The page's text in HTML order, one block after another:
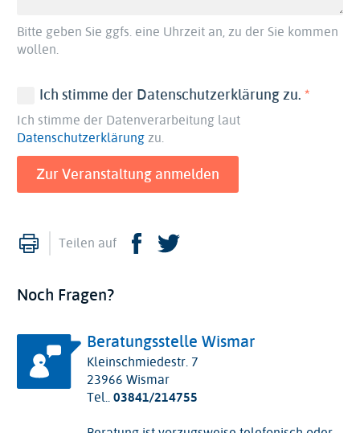
Bitte geben Sie ggfs. eine Uhrzeit an, zu der Sie kommen
wollen.
Ich stimme der Datenschutzerklärung zu.
Ich stimme der Datenverarbeitung laut
Datenschutzerklärungzu.
Drucken
Teilen auf Facebook
Noch Fragen?
Beratungsstelle Wismar
Kleinschmiedestr. 7
23966 Wismar
Tel..03841/214755